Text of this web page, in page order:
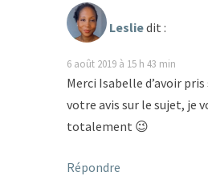
Lesliedit :
6 août 2019 à 15 h 43 min
Merci Isabelle d’avoir
votre avis sur le sujet, je
totalement 😉
Répondre